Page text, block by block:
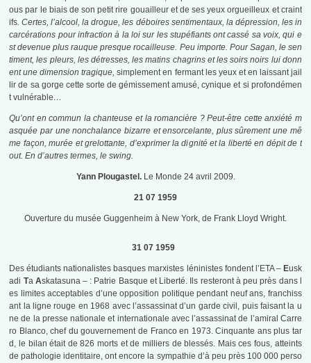
ous par le biais de son petit rire gouailleur et de ses yeux orgueilleux et craint
ifs. Certes, l’alcool, la drogue, les déboires sentimentaux, la dépression, les in
carcérations pour infraction à la loi sur les stupéfiants ont cassé sa voix, qui e
st devenue plus rauque presque rocailleuse. Peu importe. Pour Sagan, le sen
timent, les pleurs, les détresses, les matins chagrins et les soirs noirs lui donn
ent une dimension tragique,simplement en fermant les yeux et en laissant jail
lir de sa gorge cette sorte de gémissement amusé, cynique et si profondémen
t vulnérable…
Qu’ont en commun la chanteuse et la romancière ? Peut-être cette anxiété m
asquée par une nonchalance bizarre et ensorcelante, plus sûrement une mê
me façon, murée et grelottante, d’exprimer la dignité et la liberté en dépit de t
out. En d’autres termes, le swing.
Yann Plougastel. Le Monde 24 avril 2009.
21 07 1959
Ouverture du musée Guggenheim à New York, de Frank Lloyd Wright.
31 07 1959
Des étudiants nationalistes basques marxistes léninistes fondent l’ETA – Eusk
adi Ta Askatasuna – : Patrie Basque et Liberté. Ils resteront à peu près dans l
es limites acceptables d’une opposition politique pendant neuf ans, franchiss
ant la ligne rouge en 1968 avec l’assassinat d’un garde civil, puis faisant la u
ne de la presse nationale et internationale avec l’assassinat de l’amiral Carre
ro Blanco, chef du gouvernement de Franco en 1973. Cinquante ans plus tar
d, le bilan était de 826 morts et de milliers de blessés. Mais ces fous, atteints
de pathologie identitaire, ont encore la sympathie d’à peu près 100 000 perso